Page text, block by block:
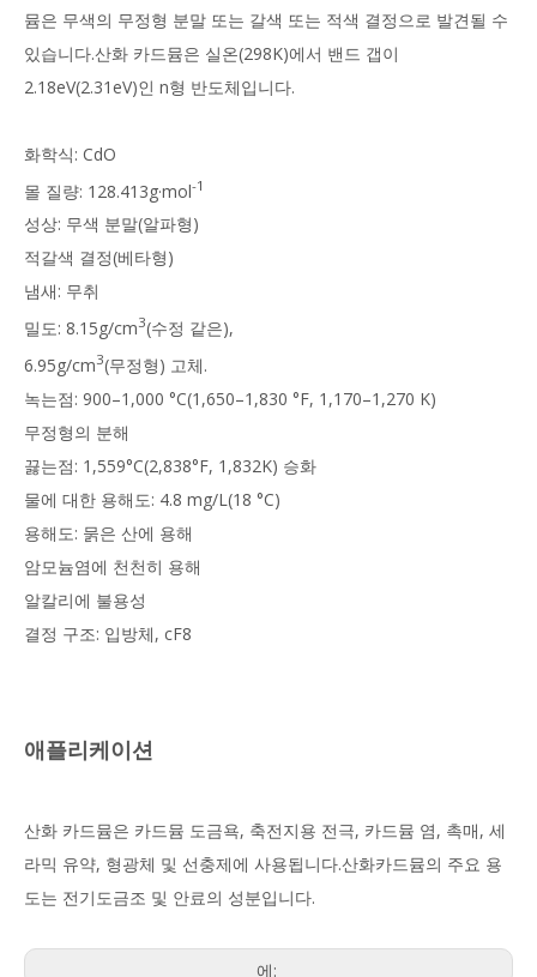
뮴은 무색의 무정형 분말 또는 갈색 또는 적색 결정으로 발견될 수
있습니다.산화 카드뮴은 실온(298K)에서 밴드 갭이
2.18eV(2.31eV)인 n형 반도체입니다.
화학식: CdO
몰 질량: 128.413g·mol-1
성상: 무색 분말(알파형)
적갈색 결정(베타형)
냄새: 무취
밀도: 8.15g/cm3(수정 같은),
6.95g/cm3(무정형) 고체.
녹는점: 900–1,000 °C(1,650–1,830 °F, 1,170–1,270 K)
무정형의 분해
끓는점: 1,559°C(2,838°F, 1,832K) 승화
물에 대한 용해도: 4.8 mg/L(18 °C)
용해도: 묽은 산에 용해
암모늄염에 천천히 용해
알칼리에 불용성
결정 구조: 입방체, cF8
애플리케이션
산화 카드뮴은 카드뮴 도금욕, 축전지용 전극, 카드뮴 염, 촉매, 세
라믹 유약, 형광체 및 선충제에 사용됩니다.산화카드뮴의 주요 용
도는 전기도금조 및 안료의 성분입니다.
에: